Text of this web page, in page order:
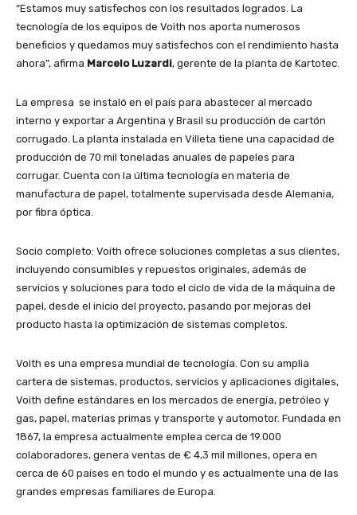
“Estamos muy satisfechos con los resultados logrados. La
tecnología de los equipos de Voith nos aporta numerosos
beneficios y quedamos muy satisfechos con el rendimiento hasta
ahora”, afirma Marcelo Luzardi, gerente de la planta de Kartotec.
La empresa se instaló en el país para abastecer al mercado
interno y exportar a Argentina y Brasil su producción de cartón
corrugado. La planta instalada en Villeta tiene una capacidad de
producción de 70 mil toneladas anuales de papeles para
corrugar. Cuenta con la última tecnología en materia de
manufactura de papel, totalmente supervisada desde Alemania,
por fibra óptica.
Socio completo: Voith ofrece soluciones completas a sus clientes,
incluyendo consumibles y repuestos originales, además de
servicios y soluciones para todo el ciclo de vida de la máquina de
papel, desde el inicio del proyecto, pasando por mejoras del
producto hasta la optimización de sistemas completos.
Voith es una empresa mundial de tecnología. Con su amplia
cartera de sistemas, productos, servicios y aplicaciones digitales,
Voith define estándares en los mercados de energía, petróleo y
gas, papel, materias primas y transporte y automotor. Fundada en
1867, la empresa actualmente emplea cerca de 19.000
colaboradores, genera ventas de € 4,3 mil millones, opera en
cerca de 60 países en todo el mundo y es actualmente una de las
grandes empresas familiares de Europa.